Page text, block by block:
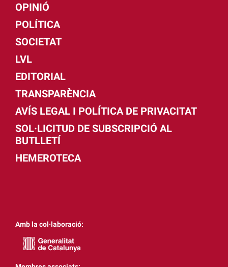
OPINIÓ
POLÍTICA
SOCIETAT
LVL
EDITORIAL
TRANSPARÈNCIA
AVÍS LEGAL I POLÍTICA DE PRIVACITAT
SOL·LICITUD DE SUBSCRIPCIÓ AL
BUTLLETÍ
HEMEROTECA
Amb la col·laboració: